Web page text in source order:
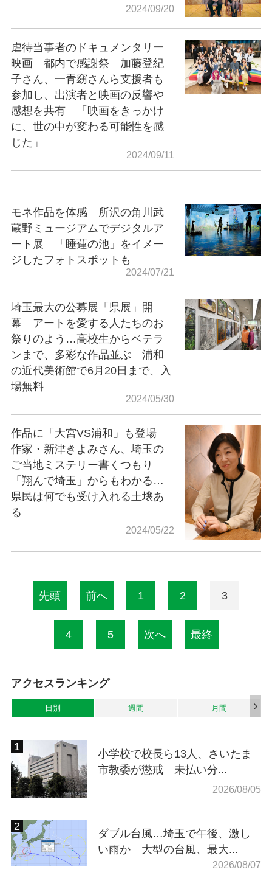
2024/09/20
虐待当事者のドキュメンタリー
映画 都内で感謝祭 加藤登紀
子さん、一青窈さんら支援者も
参加し、出演者と映画の反響や
感想を共有 「映画をきっかけ
に、世の中が変わる可能性を感
じた」
2024/09/11
モネ作品を体感 所沢の角川武
蔵野ミュージアムでデジタルア
ート展 「睡蓮の池」をイメー
ジしたフォトスポットも
2024/07/21
埼玉最大の公募展「県展」開
幕 アートを愛する人たちのお
祭りのよう…高校生からベテラ
ンまで、多彩な作品並ぶ 浦和
の近代美術館で6月20日まで、入
場無料
2024/05/30
作品に「大宮VS浦和」も登場
作家・新津きよみさん、埼玉の
ご当地ミステリー書くつもり
「翔んで埼玉」からもわかる…
県民は何でも受け入れる土壌あ
る
2024/05/22
先頭 前へ 1 2 3
4 5 次へ 最終
アクセスランキング
日別 週間 月間
小学校で校長ら13人、さいたま
市教委が懲戒 未払い分...
2026/08/05
ダブル台風…埼玉で午後、激し
い雨か 大型の台風、最大...
2026/08/07